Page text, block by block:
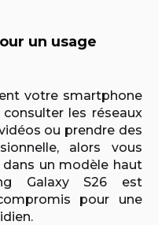
un usage
votre smartphone
les réseaux
ou prendre des
alors vous
dans un modèle haut
Galaxy S26 est
pour une